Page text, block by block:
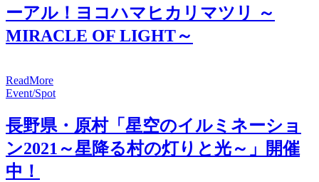
ーアル！ヨコハマヒカリマツリ ～
MIRACLE OF LIGHT～
ReadMore
Event/Spot
長野県・原村「星空のイルミネーショ
ン2021～星降る村の灯りと光～」開催
中！